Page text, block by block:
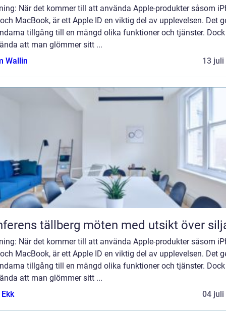
När det kommer till att använda Apple-produkter såsom
MacBook, är ett Apple ID en viktig del av upplevelsen. Det
tillgång till en mängd olika funktioner och tjänster.
att man glömmer sitt ...
Wallin
13 juli
Konferens tällberg möten med utsikt över
När det kommer till att använda Apple-produkter såsom
MacBook, är ett Apple ID en viktig del av upplevelsen. Det
tillgång till en mängd olika funktioner och tjänster.
att man glömmer sitt ...
04 juli